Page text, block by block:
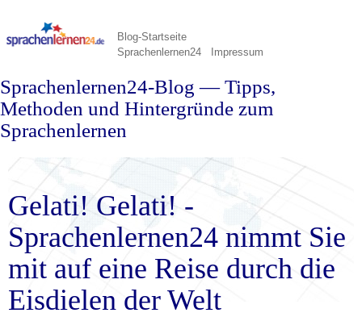
Blog-Startseite
Sprachenlernen24
Impressum
Sprachenlernen24-Blog — Tipps,
Methoden und Hintergründe zum
Sprachenlernen
Gelati! Gelati! -
Sprachenlernen24 nimmt Sie
mit auf eine Reise durch die
Eisdielen der Welt